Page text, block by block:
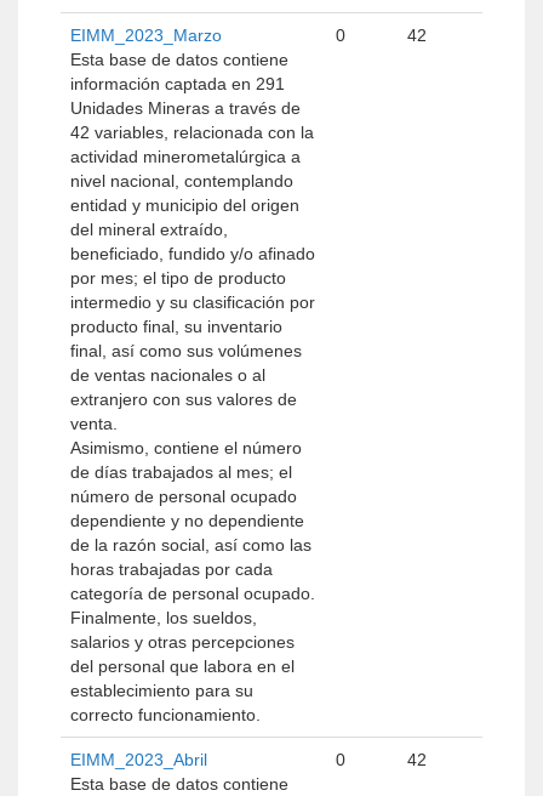
EIMM_2023_Marzo
Esta base de datos contiene
información captada en 291
Unidades Mineras a través de
42 variables, relacionada con la
actividad minerometalúrgica a
nivel nacional, contemplando
entidad y municipio del origen
del mineral extraído,
beneficiado, fundido y/o afinado
por mes; el tipo de producto
intermedio y su clasificación por
producto final, su inventario
final, así como sus volúmenes
de ventas nacionales o al
extranjero con sus valores de
venta.
Asimismo, contiene el número
de días trabajados al mes; el
número de personal ocupado
dependiente y no dependiente
de la razón social, así como las
horas trabajadas por cada
categoría de personal ocupado.
Finalmente, los sueldos,
salarios y otras percepciones
del personal que labora en el
establecimiento para su
correcto funcionamiento.
0 42
EIMM_2023_Abril
Esta base de datos contiene
0 42